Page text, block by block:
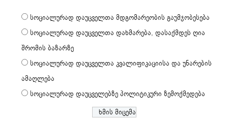
სოციალურად დაუცველთა მდგომარეობის გაუმჯობესება
სოციალურად დაუცველთა დახმარება, დასაქმდეს ღია
შრომის ბაზარზე
სოციალურად დაუცველთა კვალიფიკაციისა და უნარების
ამაღლება
სოციალურად დაუცველებზე პოლიტიკური ზემოქმედება